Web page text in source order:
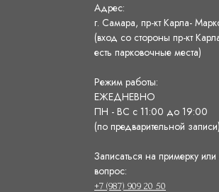
Адрес:
г. Самара, пр-кт Карла-
(вход со стороны пр-кт
есть парковочные места)
Режим работы:
ЕЖЕДНЕВНО
ПН - ВС с 11:00 до 19:00
(по предварительной записи)
Записаться на примерку или
вопрос:
+7 (987) 909 20 50